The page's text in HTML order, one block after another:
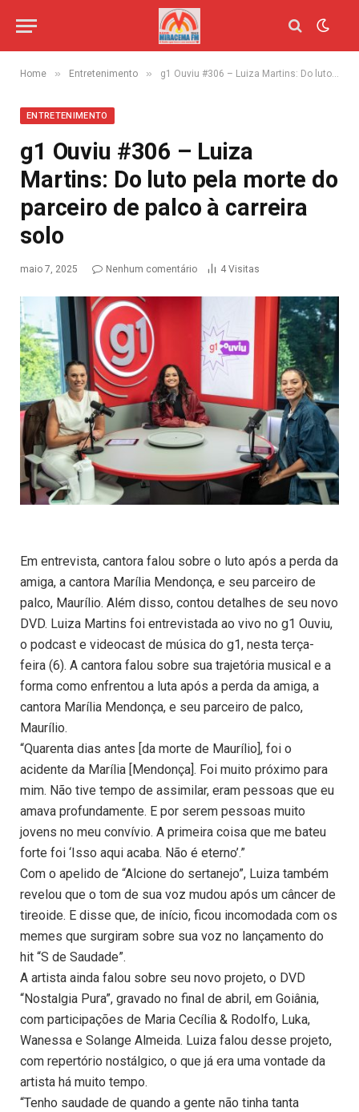
Home » Entretenimento » g1 Ouviu #306 – Luiza Martins: Do luto pela morte do parceiro de palco à carreira solo
ENTRETENIMENTO
g1 Ouviu #306 – Luiza
Martins: Do luto pela morte do
parceiro de palco à carreira
solo
maio 7, 2025 Nenhum comentário 4 Visitas
Em entrevista, cantora falou sobre o luto após a perda da
amiga, a cantora Marília Mendonça, e seu parceiro de
palco, Maurílio. Além disso, contou detalhes de seu novo
DVD. Luiza Martins foi entrevistada ao vivo no g1 Ouviu,
o podcast e videocast de música do g1, nesta terça-
feira (6). A cantora falou sobre sua trajetória musical e a
forma como enfrentou a luta após a perda da amiga, a
cantora Marília Mendonça, e seu parceiro de palco,
Maurílio.
“Quarenta dias antes [da morte de Maurílio], foi o
acidente da Marília [Mendonça]. Foi muito próximo para
mim. Não tive tempo de assimilar, eram pessoas que eu
amava profundamente. E por serem pessoas muito
jovens no meu convívio. A primeira coisa que me bateu
forte foi ‘Isso aqui acaba. Não é eterno’.”
Com o apelido de “Alcione do sertanejo”, Luiza também
revelou que o tom de sua voz mudou após um câncer de
tireoide. E disse que, de início, ficou incomodada com os
memes que surgiram sobre sua voz no lançamento do
hit “S de Saudade”.
A artista ainda falou sobre seu novo projeto, o DVD
“Nostalgia Pura”, gravado no final de abril, em Goiânia,
com participações de Maria Cecília & Rodolfo, Luka,
Wanessa e Solange Almeida. Luiza falou desse projeto,
com repertório nostálgico, o que já era uma vontade da
artista há muito tempo.
“Tenho saudade de quando a gente não tinha tanta